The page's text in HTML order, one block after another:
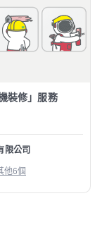
裝修」服務
限公司
他6個